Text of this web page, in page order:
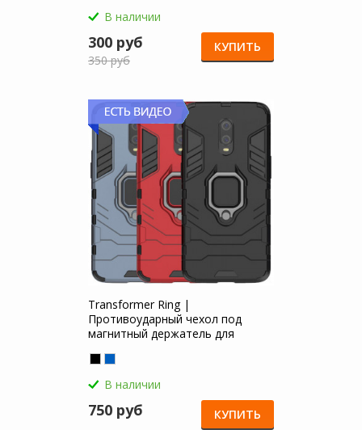
В наличии
300 руб
350 руб
КУПИТЬ
Transformer Ring |
Противоударный чехол под
магнитный держатель для
В наличии
750 руб КУПИТЬ